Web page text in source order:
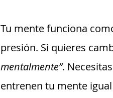
Tu mente funciona
presión. Si quieres
mentalmente”. Necesitas
entrenen tu mente